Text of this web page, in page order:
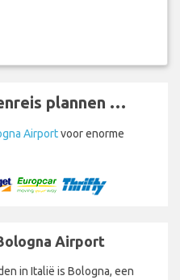
plannen …
Airportvoor enorme
Airport
in Italië is Bologna, een